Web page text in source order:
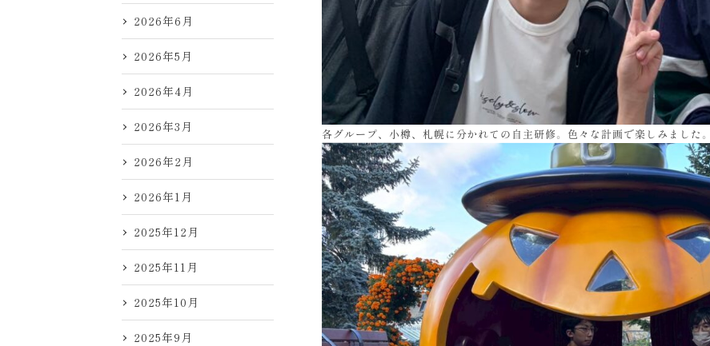
2026年6月
2026年5月
2026年4月
2026年3月
2026年2月
2026年1月
2025年12月
2025年11月
2025年10月
2025年9月
各グループ、小樽、札幌に分かれての自主研修。色々な計画で楽しみました。